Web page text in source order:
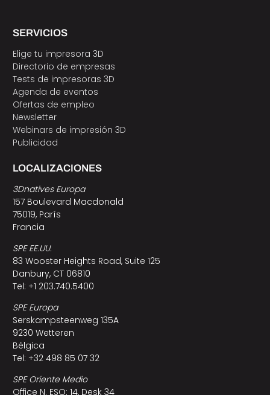
SERVICIOS
Elige tu impresora 3D
Directorio de empresas
Tests de impresoras 3D
Agenda de eventos
Ofertas de empleo
Newsletter
Webinars de impresión 3D
Publicidad
LOCALIZACIONES
3Dnatives Europa
157 Boulevard Macdonald
75019, París
Francia
SPE EE.UU.
83 Wooster Heights Road, Suite 125
Danbury, CT 06810
Tel: +1 203.740.5400
SPE Europa
Serskampsteenweg 135A
9230 Wetteren
Bélgica
Tel: +32 498 85 07 32
SPE Oriente Medio
Office N. ESO: 14, Desk 34